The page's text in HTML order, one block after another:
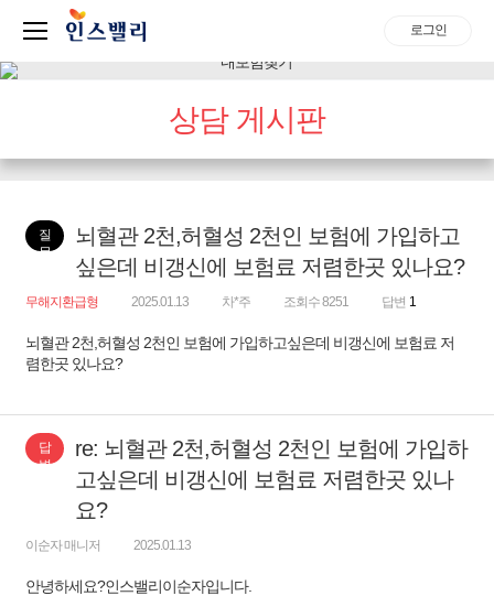
로그인
상담 게시판
질
문
뇌혈관 2천,허혈성 2천인 보험에 가입하고
싶은데 비갱신에 보험료 저렴한곳 있나요?
무해지환급형 2025.01.13 차*주 조회수 8251 답변 1
뇌혈관 2천,허혈성 2천인 보험에 가입하고싶은데 비갱신에 보험료 저
렴한곳 있나요?
답
변
re: 뇌혈관 2천,허혈성 2천인 보험에 가입하
고싶은데 비갱신에 보험료 저렴한곳 있나
요?
이순자 매니저 2025.01.13
안녕하세요?인스밸리이순자입니다.